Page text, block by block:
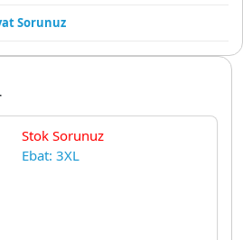
Sorunuz
Stok Sorunuz
Ebat: 3XL